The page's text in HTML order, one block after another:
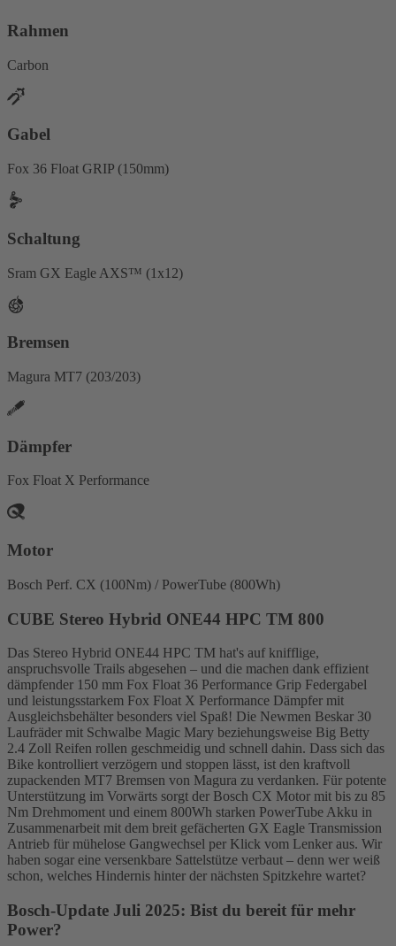
Rahmen
Carbon
Gabel
Fox 36 Float GRIP (150mm)
Schaltung
Sram GX Eagle AXS™ (1x12)
Bremsen
Magura MT7 (203/203)
Dämpfer
Fox Float X Performance
Motor
Bosch Perf. CX (100Nm) / PowerTube (800Wh)
CUBE Stereo Hybrid ONE44 HPC TM 800
Das Stereo Hybrid ONE44 HPC TM hat's auf knifflige,
anspruchsvolle Trails abgesehen – und die machen dank effizient
dämpfender 150 mm Fox Float 36 Performance Grip Federgabel
und leistungsstarkem Fox Float X Performance Dämpfer mit
Ausgleichsbehälter besonders viel Spaß! Die Newmen Beskar 30
Laufräder mit Schwalbe Magic Mary beziehungsweise Big Betty
2.4 Zoll Reifen rollen geschmeidig und schnell dahin. Dass sich das
Bike kontrolliert verzögern und stoppen lässt, ist den kraftvoll
zupackenden MT7 Bremsen von Magura zu verdanken. Für potente
Unterstützung im Vorwärts sorgt der Bosch CX Motor mit bis zu 85
Nm Drehmoment und einem 800Wh starken PowerTube Akku in
Zusammenarbeit mit dem breit gefächerten GX Eagle Transmission
Antrieb für mühelose Gangwechsel per Klick vom Lenker aus. Wir
haben sogar eine versenkbare Sattelstütze verbaut – denn wer weiß
schon, welches Hindernis hinter der nächsten Spitzkehre wartet?
Bosch-Update Juli 2025: Bist du bereit für mehr
Power?